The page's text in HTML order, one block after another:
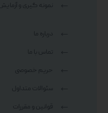
نمونه گیری و آزمایش
درباره ما
تماس با ما
حریم خصوصی
سئوالات متداول
قوانین و مقررات